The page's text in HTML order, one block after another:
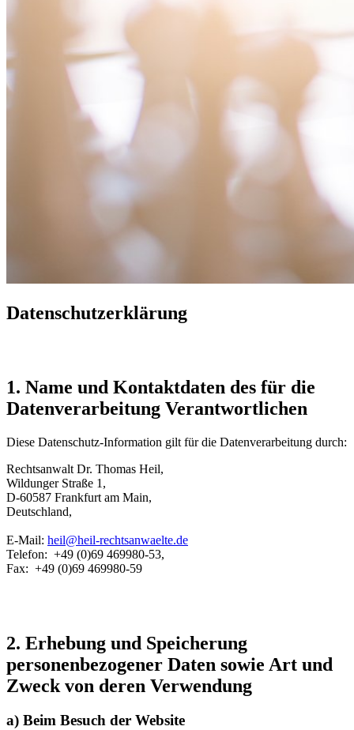
Datenschutzerklärung
1. Name und Kontaktdaten des für die
Datenverarbeitung Verantwortlichen
Diese Datenschutz-Information gilt für die Datenverarbeitung durch:
Rechtsanwalt Dr. Thomas Heil,
Wildunger Straße 1,
D-60587 Frankfurt am Main,
Deutschland,
E-Mail: heil@heil-rechtsanwaelte.de
Telefon: +49 (0)69 469980-53,
Fax: +49 (0)69 469980-59
2. Erhebung und Speicherung
personenbezogener Daten sowie Art und
Zweck von deren Verwendung
a) Beim Besuch der Website